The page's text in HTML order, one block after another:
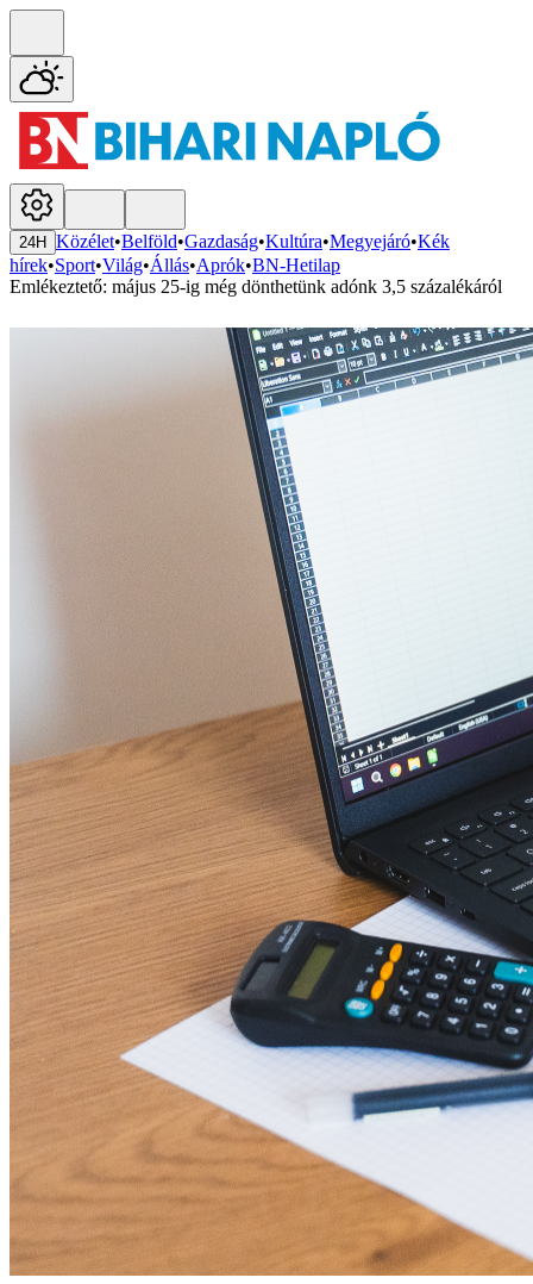
24H Közélet•Belföld•Gazdaság•Kultúra•Megyejáró•Kék
hírek•Sport•Világ•Állás•Aprók•BN-Hetilap
Emlékeztető: május 25-ig még dönthetünk adónk 3,5 százalékáról